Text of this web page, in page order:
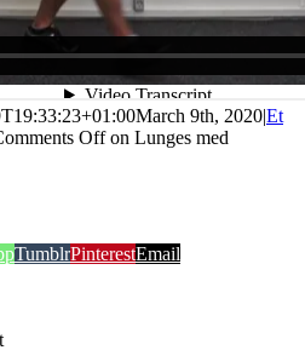
March 9th, 2020|Et
Offon Lunges med
TumblrPinterestEmail